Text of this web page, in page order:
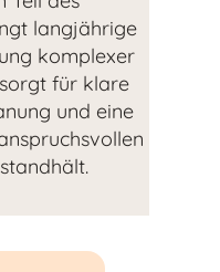
langjährige
komplexer
für klare
und eine